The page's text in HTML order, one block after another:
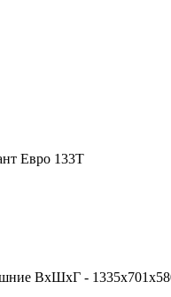
Евро 133T
ВхШхГ -